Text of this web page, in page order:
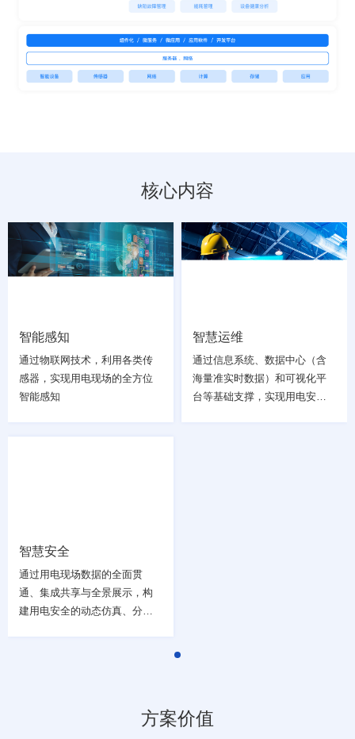
核心内容
智能感知
通过物联网技术，利用各类传
感器，实现用电现场的全方位
智能感知
智慧运维
通过信息系统、数据中心（含
海量准实时数据）和可视化平
台等基础支撑，实现用电安全
智慧安全
通过用电现场数据的全面贯
通、集成共享与全景展示，构
建用电安全的动态仿真、分析
方案价值